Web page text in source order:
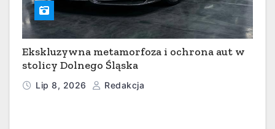
Ekskluzywna metamorfoza i ochrona aut w
stolicy Dolnego Śląska
Lip 8, 2026 Redakcja